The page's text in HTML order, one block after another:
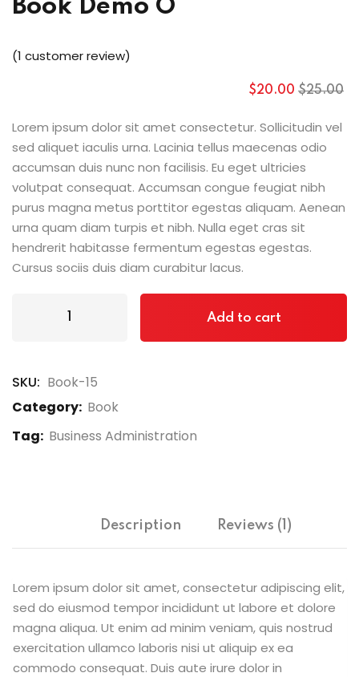
Book Demo O
(1 customer review)
$25.00
$20.00
Lorem ipsum dolor sit amet consectetur. Sollicitudin vel
sed aliquet iaculis urna. Lacinia tellus maecenas odio
accumsan duis nunc non facilisis. Eu eget ultricies
volutpat consequat. Accumsan congue feugiat nibh
purus magna metus porttitor egestas aliquam. Aenean
urna quam diam turpis et nibh. Nulla eget cras sit
hendrerit habitasse fermentum egestas egestas.
Cursus sociis duis diam curabitur lacus.
Add to cart
SKU: Book-15
Category: Book
Tag: Business Administration
Description Reviews (1)
Lorem ipsum dolor sit amet, consectetur adipiscing elit,
sed do eiusmod tempor incididunt ut labore et dolore
magna aliqua. Ut enim ad minim veniam, quis nostrud
exercitation ullamco laboris nisi ut aliquip ex ea
commodo consequat. Duis aute irure dolor in